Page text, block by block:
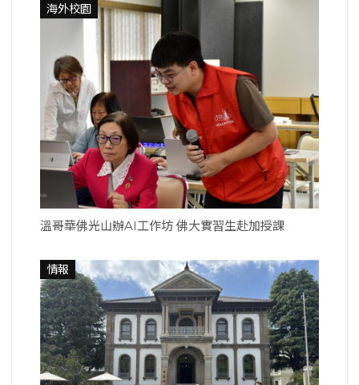
海外校園
溫哥華佛光山辦AI工作坊 佛大實習生赴加授課
情報